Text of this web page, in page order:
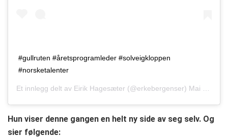
#gullruten #åretsprogramleder #solveigkloppen
#norsketalenter
Et innlegg delt av Eirik Hagesæter (@erkebergenser) Mai 13, 2017 kl. 1:57 PDT
Hun viser denne gangen en helt ny side av seg selv. Og
sier følgende: